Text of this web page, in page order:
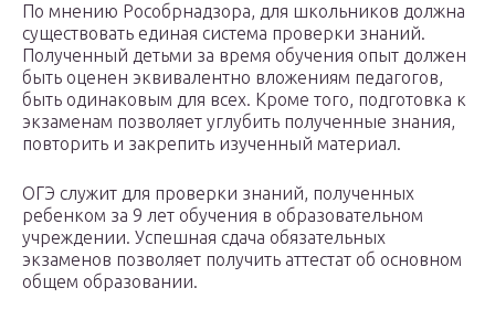
По мнению Рособрнадзора, для школьников должна
существовать единая система проверки знаний.
Полученный детьми за время обучения опыт должен
быть оценен эквивалентно вложениям педагогов,
быть одинаковым для всех. Кроме того, подготовка к
экзаменам позволяет углубить полученные знания,
повторить и закрепить изученный материал.
ОГЭ служит для проверки знаний, полученных
ребенком за 9 лет обучения в образовательном
учреждении. Успешная сдача обязательных
экзаменов позволяет получить аттестат об основном
общем образовании.